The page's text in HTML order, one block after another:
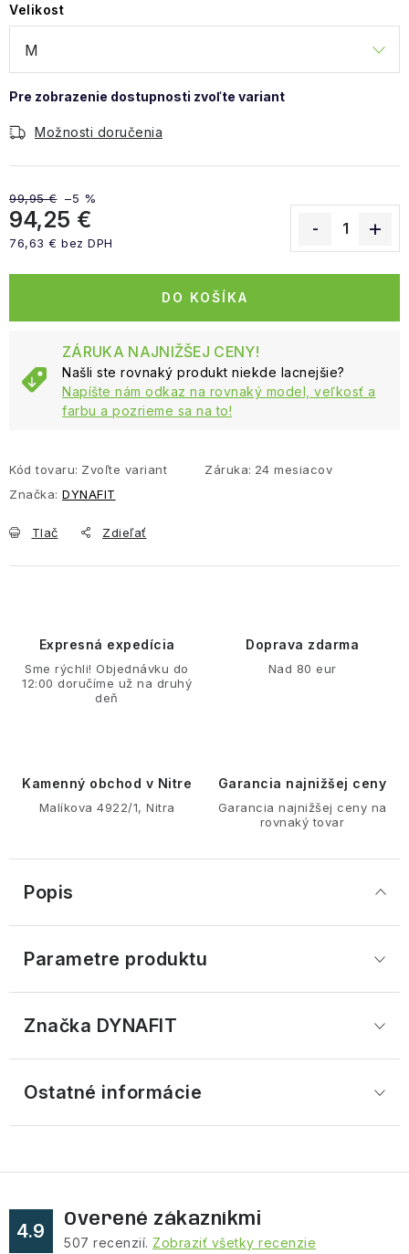
Velikost
Možnosti doručenia
99,95 € –5 %
94,25 €
76,63 € bez DPH
DO KOŠÍKA
ZÁRUKA NAJNIŽŠEJ CENY!
Našli ste rovnaký produkt niekde lacnejšie?
Napíšte nám odkaz na rovnaký model, veľkosť a
farbu a pozrieme sa na to!
Kód tovaru: Zvoľte variant Záruka: 24 mesiacov
Značka: DYNAFIT
Tlač Zdieľať
Expresná expedícia
Sme rýchli! Objednávku do
12:00 doručíme už na druhý
deň
Doprava zdarma
Nad 80 eur
Kamenný obchod v Nitre
Malíkova 4922/1, Nitra
Garancia najnižšej ceny
Garancia najnižšej ceny na
rovnaký tovar
Popis
Parametre produktu
Značka DYNAFIT
Ostatné informácie
4.9
Overené zákazníkmi
507 recenzií. Zobraziť všetky recenzie